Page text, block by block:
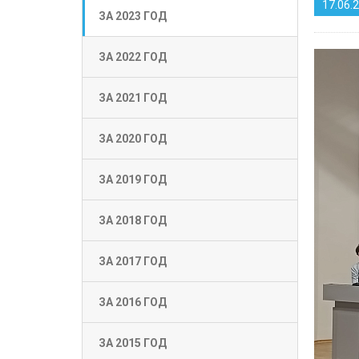
ЗА 2023 ГОД
ЗА 2022 ГОД
ЗА 2021 ГОД
ЗА 2020 ГОД
ЗА 2019 ГОД
ЗА 2018 ГОД
ЗА 2017 ГОД
ЗА 2016 ГОД
ЗА 2015 ГОД